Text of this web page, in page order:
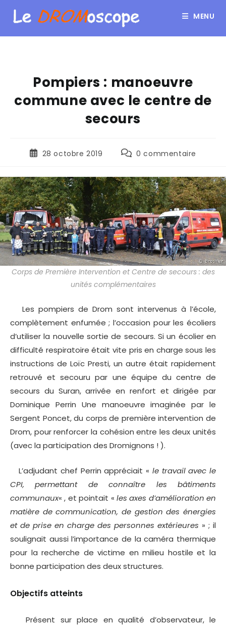
MENU
Pompiers : manoeuvre
commune avec le centre de
secours
28 octobre 2019 0 commentaire
Corps de Première Intervention et Centre de secours : des
unités complémentaires
Les pompiers de Drom sont intervenus à l’école,
complètement enfumée ; l’occasion pour les écoliers
d’utiliser la nouvelle sortie de secours. Si un écolier en
difficulté respiratoire était vite pris en charge sous les
instructions de Loïc Presti, un autre était rapidement
retrouvé et secouru par une équipe du centre de
secours du Suran, arrivée en renfort et dirigée par
Dominique Perrin Une manoeuvre imaginée par le
Sergent Poncet, du corps de première intervention de
Drom, pour renforcer la cohésion entre les deux unités
(avec la participation des Dromignons ! ).
L’adjudant chef Perrin appréciait « le travail avec le
CPI, permettant de connaître les bâtiments
communaux« , et pointait « les axes d’amélioration en
matière de communication, de gestion des énergies
et de prise en charge des personnes extérieures » ; il
soulignait aussi l’importance de la caméra thermique
pour la recherche de victime en milieu hostile et la
bonne participation des deux structures.
Objectifs atteints
Présent sur place en qualité d’observateur, le